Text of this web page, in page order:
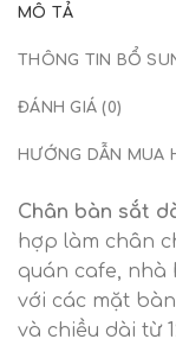
MÔ TẢ
THÔNG TIN BỔ
ĐÁNH GIÁ (0)
HƯỚNG DẪN MUA
Chân bàn sắt
hợp làm chân
quán cafe, nhà
với các mặt
và chiều dài từ